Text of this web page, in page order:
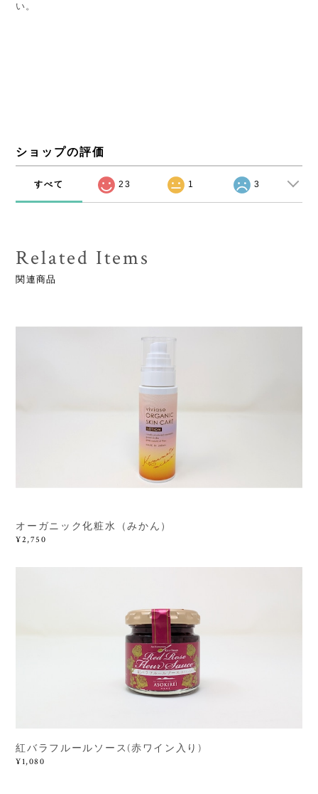
い。
ショップの評価
すべて 23 1 3
Related Items
関連商品
オーガニック化粧水（みかん）
¥2,750
紅バラフルールソース(赤ワイン入り)
¥1,080